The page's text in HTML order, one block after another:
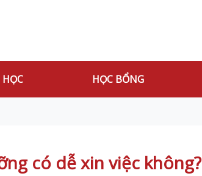
HỌC BỔNG
có dễ xin việc không?